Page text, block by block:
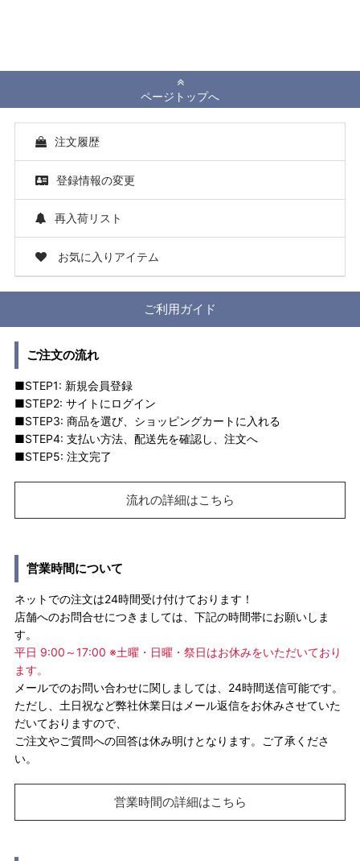
ページトップへ
注文履歴
登録情報の変更
再入荷リスト
お気に入りアイテム
ご利用ガイド
ご注文の流れ
■STEP1: 新規会員登録
■STEP2: サイトにログイン
■STEP3: 商品を選び、ショッピングカートに入れる
■STEP4: 支払い方法、配送先を確認し、注文へ
■STEP5: 注文完了
流れの詳細はこちら
営業時間について
ネットでの注文は24時間受け付けております！
店舗へのお問合せにつきましては、下記の時間帯にお願いしま
す。
平日 9:00～17:00 ※土曜・日曜・祭日はお休みをいただいており
ます。
メールでのお問い合わせに関しましては、24時間送信可能です。
ただし、土日祝など弊社休業日はメール返信をお休みさせていた
だいておりますので、
ご注文やご質問への回答は休み明けとなります。ご了承くださ
い。
営業時間の詳細はこちら